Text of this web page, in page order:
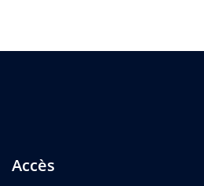
Accès